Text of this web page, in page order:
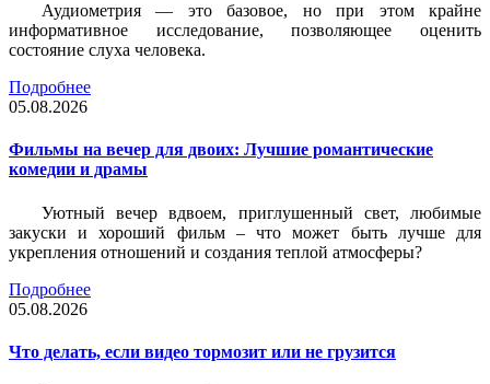
Аудиометрия — это базовое, но при этом крайне
информативное исследование, позволяющее оценить
состояние слуха человека.
Подробнее
05.08.2026
Фильмы на вечер для двоих: Лучшие романтические
комедии и драмы
Уютный вечер вдвоем, приглушенный свет, любимые
закуски и хороший фильм – что может быть лучше для
укрепления отношений и создания теплой атмосферы?
Подробнее
05.08.2026
Что делать, если видео тормозит или не грузится